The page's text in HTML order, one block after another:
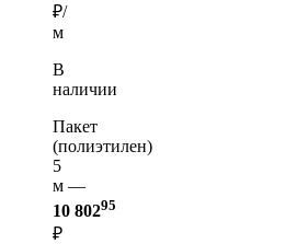
₽/
м
В
наличии
Пакет
(полиэтилен)
5
м —
10 80295
₽